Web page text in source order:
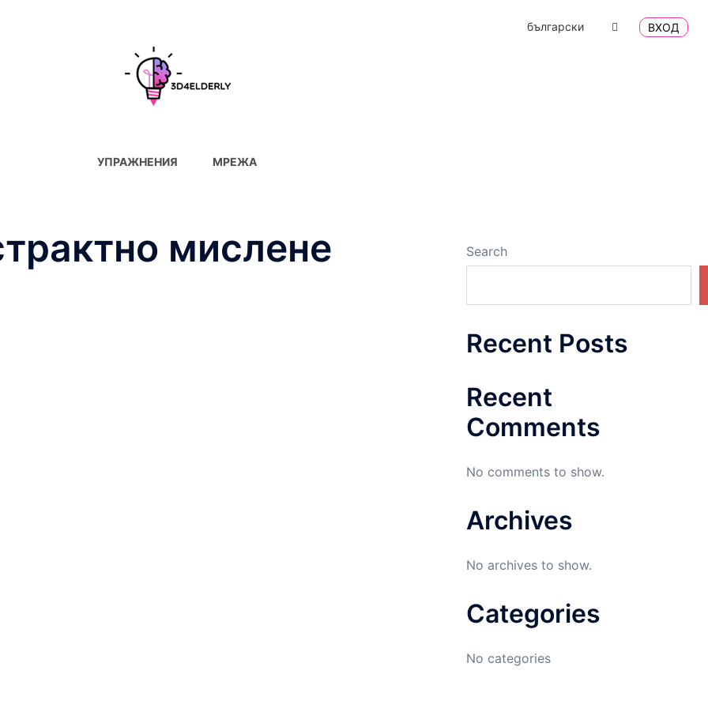
български ВХОД
УПРАЖНЕНИЯ МРЕЖА
мислене Search
Recent Posts
Recent
Comments
No comments to show.
Archives
No archives to show.
Categories
No categories